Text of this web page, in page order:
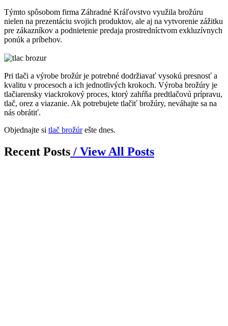
Týmto spôsobom firma Záhradné Kráľovstvo využila brožúru
nielen na prezentáciu svojich produktov, ale aj na vytvorenie zážitku
pre zákazníkov a podnietenie predaja prostredníctvom exkluzívnych
ponúk a príbehov.
Pri tlači a výrobe brožúr je potrebné dodržiavať vysokú presnosť a
kvalitu v procesoch a ich jednotlivých krokoch. Výroba brožúry je
tlačiarensky viackrokový proces, ktorý zahŕňa predtlačovú prípravu,
tlač, orez a viazanie. Ak potrebujete tlačiť brožúry, neváhajte sa na
nás obrátiť.
Objednajte si tlač brožúrešte dnes.
Recent Posts / View All Posts